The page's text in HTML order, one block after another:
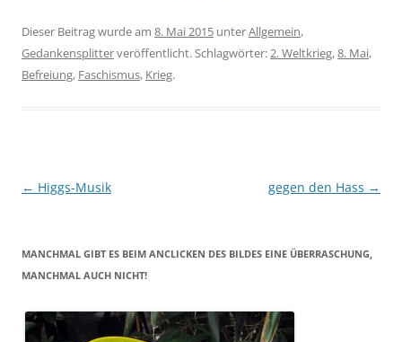
Dieser Beitrag wurde am 8. Mai 2015 unterAllgemein,
Gedankensplitterveröffentlicht. Schlagwörter:2. Weltkrieg,8. Mai,
Befreiung, Faschismus, Krieg.
Beitragsnavigation
← Higgs-Musik gegen den Hass →
MANCHMAL GIBT ES BEIM ANCLICKEN DES BILDES EINE ÜBERRASCHUNG,
MANCHMAL AUCH NICHT!